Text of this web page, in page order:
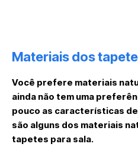
Materiais dos
Você prefere materiais
ainda não tem uma
pouco as características de
são alguns dos materiais
tapetes para sala.